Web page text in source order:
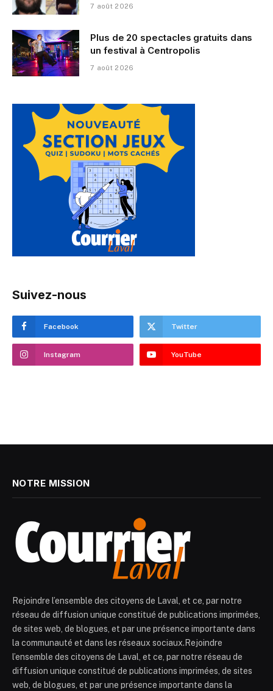
7 août 2026
Plus de 20 spectacles gratuits dans
un festival à Centropolis
7 août 2026
Suivez-nous
Facebook Twitter
Instagram YouTube
NOTRE MISSION
Rejoindre l’ensemble des citoyens de Laval, et ce, par notre
réseau de diffusion unique constitué de publications imprimées,
de sites web, de blogues, et par une présence importante dans
la communauté et dans les réseaux sociaux.Rejoindre
l’ensemble des citoyens de Laval, et ce, par notre réseau de
diffusion unique constitué de publications imprimées, de sites
web, de blogues, et par une présence importante dans la